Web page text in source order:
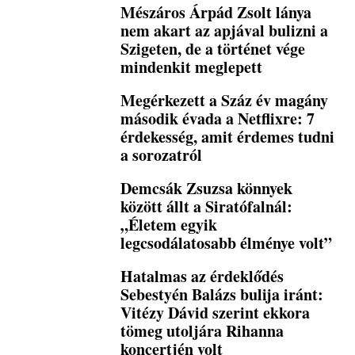
Mészáros Árpád Zsolt lánya
nem akart az apjával bulizni a
Szigeten, de a történet vége
mindenkit meglepett
Megérkezett a Száz év magány
második évada a Netflixre: 7
érdekesség, amit érdemes tudni
a sorozatról
Demcsák Zsuzsa könnyek
között állt a Siratófalnál:
„Életem egyik
legcsodálatosabb élménye volt”
Hatalmas az érdeklődés
Sebestyén Balázs bulija iránt:
Vitézy Dávid szerint ekkora
tömeg utoljára Rihanna
koncertjén volt